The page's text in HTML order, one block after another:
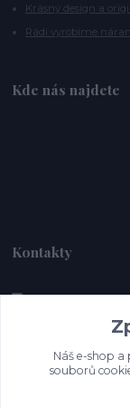
Krásný design a
Rádi vyrobíme
Kde nás najdete
Kontakty
Náš e-shop
souborů